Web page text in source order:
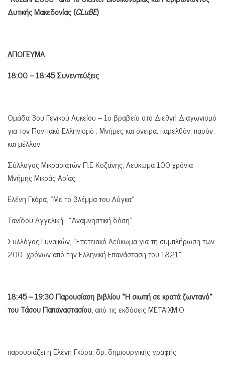
Δυτικής Μακεδονίας (CLuBE)
ΑΠΟΓΕΥΜΑ
18:00 – 18:45 Συνεντεύξεις
Ομάδα 3ου Γενικού Λυκείου – 1ο βραβείο στο Διεθνή Διαγωνισμό
για τον Ποντιακό Ελληνισμό : Μνήμες και όνειρα, παρελθόν, παρόν
και μέλλον
Σύλλογος Μικρασιατών Π.Ε Κοζάνης, Λεύκωμα 100 χρόνια
Μνήμης Μικράς Ασίας
Ελένη Γκόρα, «Με το βλέμμα του Λύγκα»
Τανίδου Αγγελική, «Αναμνηστική δόση»
Συλλόγος Γυναικών, «Επετειακό Λεύκωμα για τη συμπλήρωση των
200 χρόνων από την Ελληνική Επανάσταση του 1821»
18:45 – 19:30 Παρουσίαση βιβλίου «Η σιωπή σε κρατά ζωντανό»
του Τάσου Παπαναστασίου,από τις εκδόσεις ΜΕΤΑΙΧΜΙΟ
παρουσιάζει η Ελένη Γκόρα, δρ. δημιουργικής γραφής